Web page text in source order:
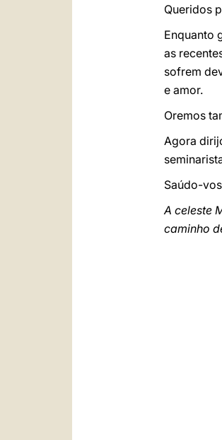
Queridos
Enquanto
as
sofrem
e amor.
Oremos
Agora
Saúdo-
A celeste
caminho